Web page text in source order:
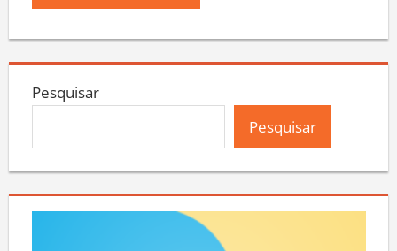
Pesquisar
Pesquisar